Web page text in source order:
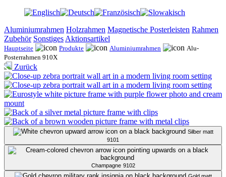
Aluminiumrahmen Holzrahmen Magnetische Posterleisten Rahmen
Zubehör Sonstiges Aktionsartikel
Hauptseite Produkte Aluminiumrahmen
Alu-
Posterrahmen 910X
Zurück
Silber matt
9101
Champagne 9102